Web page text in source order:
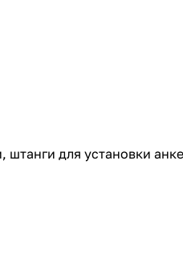
для установки